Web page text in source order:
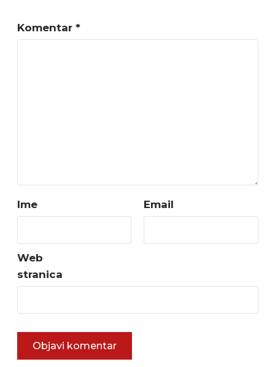
Komentar *
Ime Email
Web
stranica